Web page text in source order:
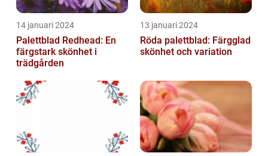
14 januari 2024
Palettblad Redhead: En
färgstark skönhet i
trädgården
13 januari 2024
Röda palettblad: Färgglad
skönhet och variation